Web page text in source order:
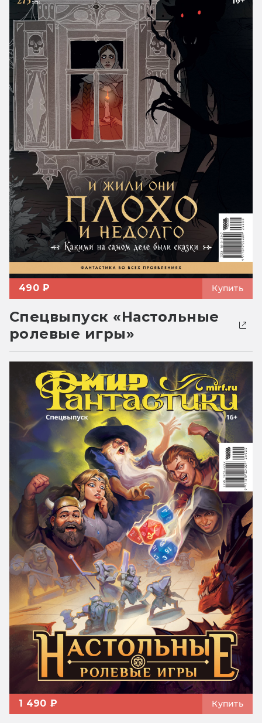
490 ₽ Купить
Спецвыпуск «Настольные
ролевые игры»
1 490 ₽ Купить